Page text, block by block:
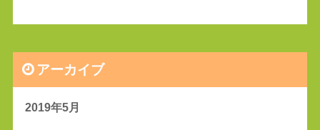
アーカイブ
2019年5月